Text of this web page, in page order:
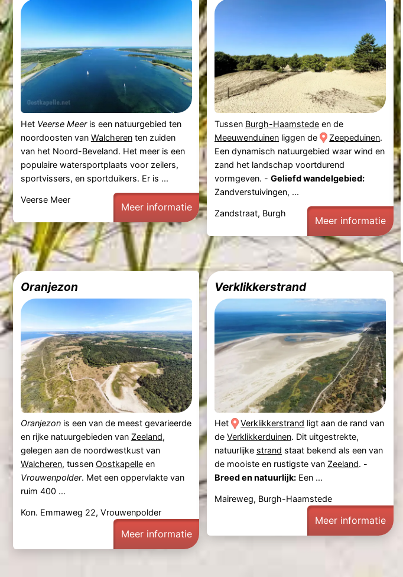
Het Veerse Meeris een natuurgebied ten
noordoosten van Walcherenten zuiden
van het Noord-Beveland. Het meer is een
populaire watersportplaats voor zeilers,
sportvissers, en sportduikers. Er is ...
Veerse Meer
Meer informatie
Tussen Burgh-Haamstedeen de
Meeuwenduinenliggen de Zeepeduinen.
Een dynamisch natuurgebied waar wind en
zand het landschap voortdurend
vormgeven. - Geliefd wandelgebied:
Zandverstuivingen, ...
Zandstraat, Burgh
Meer informatie
Oranjezon
Oranjezonis een van de meest gevarieerde
en rijke natuurgebieden van Zeeland,
gelegen aan de noordwestkust van
Walcheren, tussen Oostkapelleen
Vrouwenpolder. Met een oppervlakte van
ruim 400 ...
Kon. Emmaweg 22, Vrouwenpolder
Meer informatie
Verklikkerstrand
Het Verklikkerstrand ligt aan de rand van
de Verklikkerduinen. Dit uitgestrekte,
natuurlijke strand staat bekend als een van
de mooiste en rustigste van Zeeland. -
Breed en natuurlijk:Een ...
Maireweg, Burgh-Haamstede
Meer informatie